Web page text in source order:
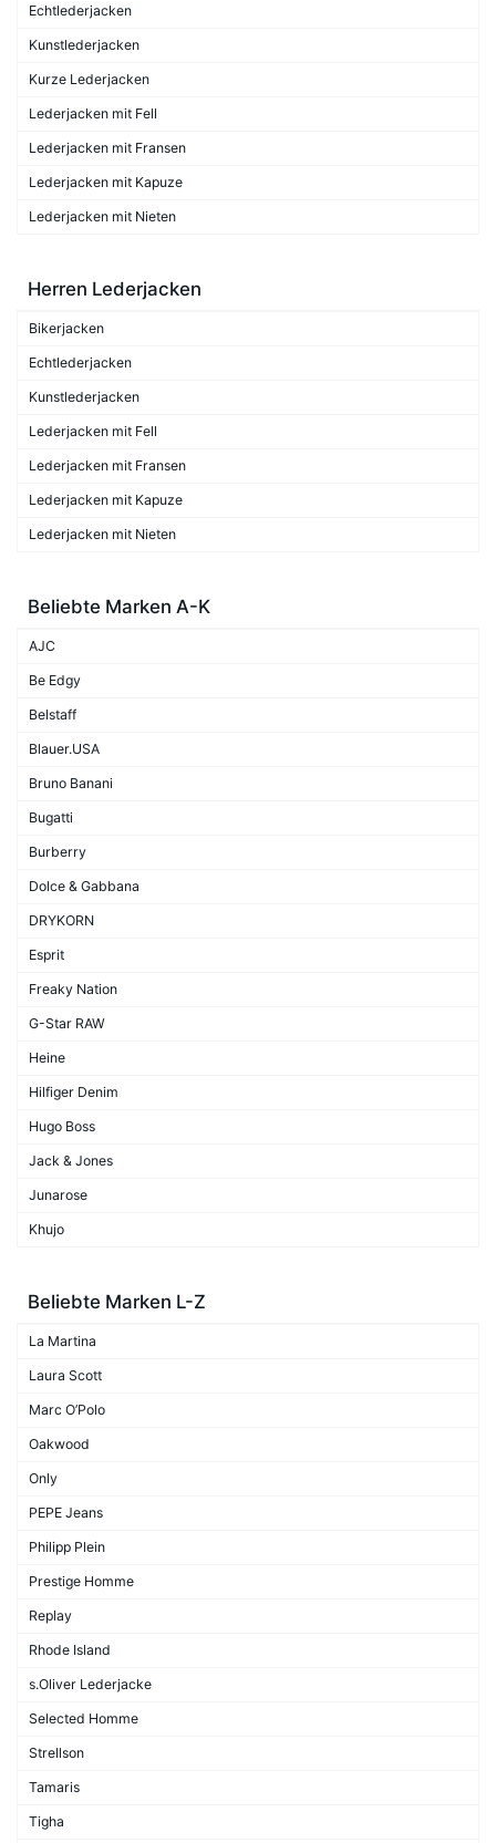
Echtlederjacken
Kunstlederjacken
Kurze Lederjacken
Lederjacken mit Fell
Lederjacken mit Fransen
Lederjacken mit Kapuze
Lederjacken mit Nieten
Herren Lederjacken
Bikerjacken
Echtlederjacken
Kunstlederjacken
Lederjacken mit Fell
Lederjacken mit Fransen
Lederjacken mit Kapuze
Lederjacken mit Nieten
Beliebte Marken A-K
AJC
Be Edgy
Belstaff
Blauer.USA
Bruno Banani
Bugatti
Burberry
Dolce & Gabbana
DRYKORN
Esprit
Freaky Nation
G-Star RAW
Heine
Hilfiger Denim
Hugo Boss
Jack & Jones
Junarose
Khujo
Beliebte Marken L-Z
La Martina
Laura Scott
Marc O’Polo
Oakwood
Only
PEPE Jeans
Philipp Plein
Prestige Homme
Replay
Rhode Island
s.Oliver Lederjacke
Selected Homme
Strellson
Tamaris
Tigha